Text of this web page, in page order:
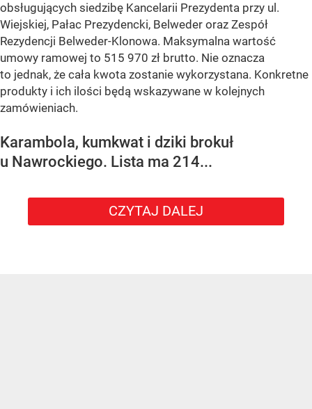
obsługujących siedzibę Kancelarii Prezydenta przy ul.
Wiejskiej, Pałac Prezydencki, Belweder oraz Zespół
Rezydencji Belweder-Klonowa. Maksymalna wartość
umowy ramowej to 515 970 zł brutto. Nie oznacza
to jednak, że cała kwota zostanie wykorzystana. Konkretne
produkty i ich ilości będą wskazywane w kolejnych
zamówieniach.
Karambola, kumkwat i dziki brokuł
u Nawrockiego. Lista ma 214...
CZYTAJ DALEJ